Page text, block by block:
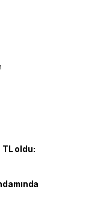
TL oldu: